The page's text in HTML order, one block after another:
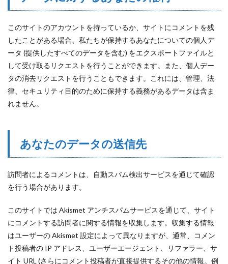
このサイトのアカウントを持っているか、サイトにコメントを残
したことがある場合、私たちが保持するあなたについての個人デ
ータ (提供したすべてのデータを含む) をエクスポートファイルと
して受け取るリクエストを行うことができます。また、個人デー
タの消去リクエストを行うこともできます。これには、管理、法
律、セキュリティ目的のために保持する義務があるデータは含ま
れません。
あなたのデータの送信先
訪問者によるコメントは、自動スパム検出サービスを通じて確認
を行う場合があります。
このサイトでは Akismet アンチスパムサービスを通じて、サイト
にコメントする訪問者に関する情報を収集します。収集する情報
はユーザーの Akismet 設定によって異なりますが、通常、コメン
ト投稿者の IP アドレス、ユーザーエージェント、リファラー、サ
イト URL (さらにコメント投稿者が直接提供するその他の情報。例